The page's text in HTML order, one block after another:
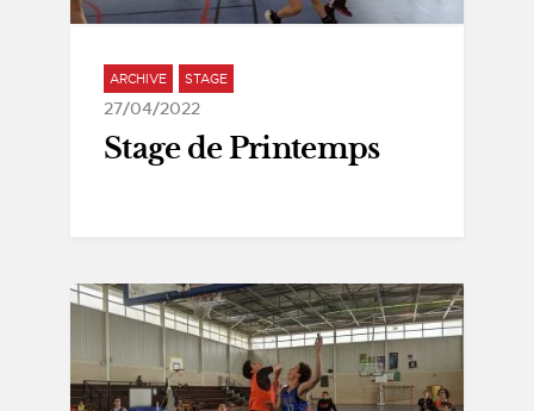
ARCHIVE STAGE
27/04/2022
Stage de Printemps